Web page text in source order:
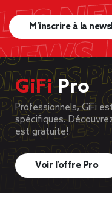
M’inscrire à la
GiFiPro
Professionnels, GiFi
spécifiques.
est gratuite!
Voir l’offre Pro